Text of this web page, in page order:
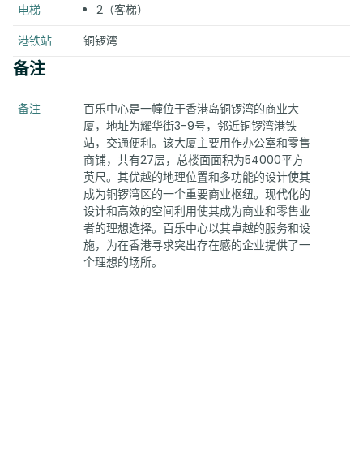
电梯
2（客梯）
港铁站
铜锣湾
备注
备注
百乐中心是一幢位于香港岛铜锣湾的商业大
厦，地址为耀华街3-9号，邻近铜锣湾港铁
站，交通便利。该大厦主要用作办公室和零售
商铺，共有27层，总楼面面积为54000平方
英尺。其优越的地理位置和多功能的设计使其
成为铜锣湾区的一个重要商业枢纽。现代化的
设计和高效的空间利用使其成为商业和零售业
者的理想选择。百乐中心以其卓越的服务和设
施，为在香港寻求突出存在感的企业提供了一
个理想的场所。